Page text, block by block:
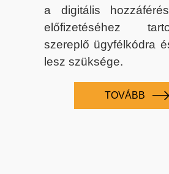
a digitális
előfizetéséhez
szereplő ügyfélkódra
lesz szüksége.
TOVÁBB